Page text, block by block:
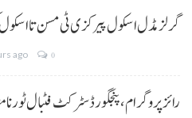
گرلز مڈل اسکول پیرکزی ٹی مسن تا
ago 0
رائز پروگرام، پنجگور ڈسٹرکٹ فٹبال